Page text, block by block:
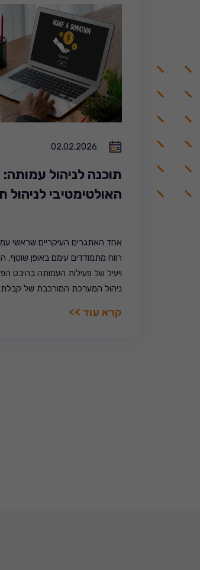
02.02.2026
תוכנה לניהול עמותה:
האולטימטיבי לניהול
אחד האתגרים העיקריים שראשי
רווח מתמודדים עימם באופן שוטף,
ויעיל של פעילות העמותה בהיבט
ניהול המערכת המורכבת של קבלת
הכלכלית המתרחשת בעמותה
קרא עוד >>